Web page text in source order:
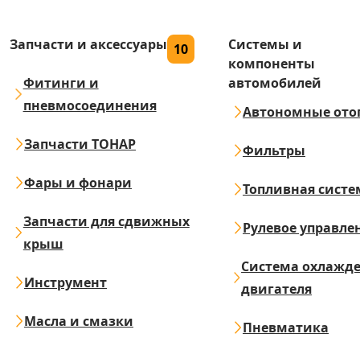
Запчасти и аксессуары 10
Фитинги и
пневмосоединения
Запчасти ТОНАР
Фары и фонари
Запчасти для сдвижных
крыш
Инструмент
Масла и смазки
Системы и
компоненты
автомобилей
Автономные
Фильтры
Топливная
Рулевое
Система
двигателя
Пневматика